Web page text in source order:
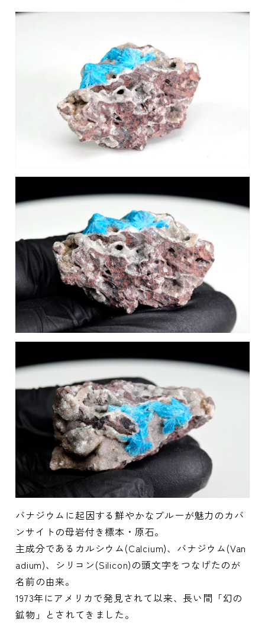
バナジウムに起因する鮮やかなブルーが魅力のカバ
ンサイトの母岩付き標本・原石。
主成分であるカルシウム(Calcium)、バナジウム(Van
adium)、シリコン(Silicon)の頭文字をつなげたのが
名前の由来。
1973年にアメリカで発見されて以来、長い間「幻の
鉱物」とされてきました。